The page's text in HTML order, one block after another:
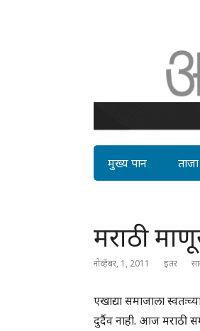
मुख्य पान
मराठी
नोव्हेंबर, 1, 2011 इतर
एखाद्या समाजाला
दुर्दैव नाही. आज